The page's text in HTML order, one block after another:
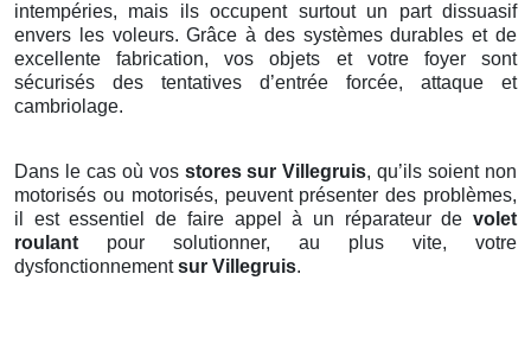
intempéries, mais ils occupent surtout un part dissuasif
envers les voleurs. Grâce à des systèmes durables et de
excellente fabrication, vos objets et votre foyer sont
sécurisés des tentatives d’entrée forcée, attaque et
cambriolage.
Dans le cas où vos stores sur Villegruis, qu’ils soient non
motorisés ou motorisés, peuvent présenter des problèmes,
il est essentiel de faire appel à un réparateur de volet
roulantpour solutionner, au plus vite, votre
dysfonctionnementsur Villegruis.